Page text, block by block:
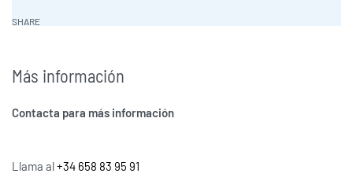
SHARE
Más información
Contacta para más información
Llama al+34 658 83 95 91